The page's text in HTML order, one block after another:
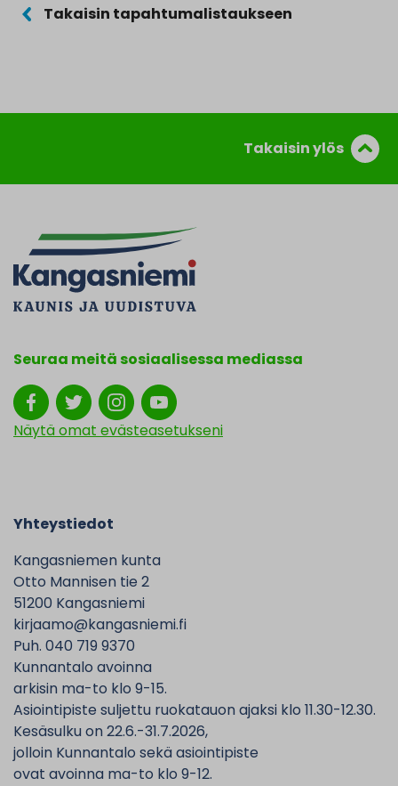
Takaisin tapahtumalistaukseen
Takaisin ylös
Seuraa meitä sosiaalisessa mediassa
Näytä omat evästeasetukseni
Yhteystiedot
Kangasniemen kunta
Otto Mannisen tie 2
51200 Kangasniemi
kirjaamo@kangasniemi.fi
Puh. 040 719 9370
Kunnantalo avoinna
arkisin ma-to klo 9-15.
Asiointipiste suljettu ruokatauon ajaksi klo 11.30-12.30.
Kesäsulku on 22.6.-31.7.2026,
jolloin Kunnantalo sekä asiointipiste
ovat avoinna ma-to klo 9-12.